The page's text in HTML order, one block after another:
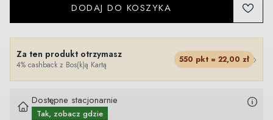
DODAJ DO KOSZYKA
Za ten produkt otrzymasz
4% cashback z Bos(k)ą Kartą
550 pkt = 22,00 zł ›
Dostępne stacjonarnie
Tak, zobacz gdzie